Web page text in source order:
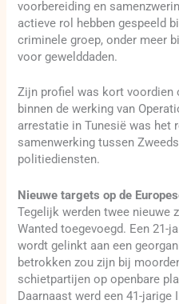
voorbereiding en
actieve rol hebben gespeeld
criminele groep, onder meer
voor gewelddaden.
Zijn profiel was kort voordien
binnen de werking van
arrestatie in Tunesië was het
samenwerking tussen
politiediensten.
Nieuwe targets op de
Tegelijk werden twee nieuwe
Wanted toegevoegd. Een 21-
wordt gelinkt aan een
betrokken zou zijn bij
schietpartijen op openbare
Daarnaast werd een 41-